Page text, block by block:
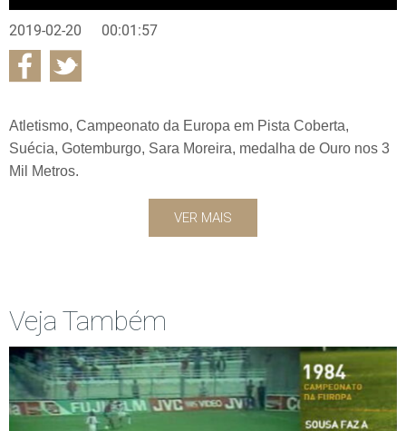
2019-02-20 00:01:57
Atletismo, Campeonato da Europa em Pista Coberta,
Suécia, Gotemburgo, Sara Moreira, medalha de Ouro nos 3
Mil Metros.
VER MAIS
Veja Também